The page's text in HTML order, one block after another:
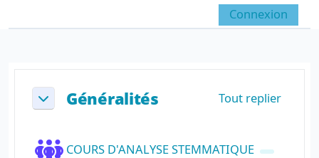
Panneau latéral
Activer/désactiver la
Connexion
ReplierGénéralités Tout replier
COURS D'ANALYSE STEMMATIQUE Forum